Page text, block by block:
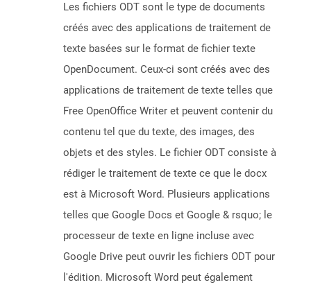
Les fichiers ODT sont le type de documents
créés avec des applications de traitement de
texte basées sur le format de fichier texte
OpenDocument. Ceux-ci sont créés avec des
applications de traitement de texte telles que
Free OpenOffice Writer et peuvent contenir du
contenu tel que du texte, des images, des
objets et des styles. Le fichier ODT consiste à
rédiger le traitement de texte ce que le docx
est à Microsoft Word. Plusieurs applications
telles que Google Docs et Google & rsquo; le
processeur de texte en ligne incluse avec
Google Drive peut ouvrir les fichiers ODT pour
l'édition. Microsoft Word peut également